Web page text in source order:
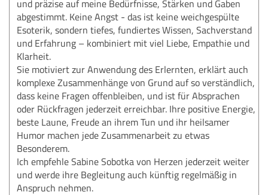
und präzise auf meine Bedürfnisse, Stärken und Gaben
abgestimmt. Keine Angst - das ist keine weichgespülte
Esoterik, sondern tiefes, fundiertes Wissen, Sachverstand
und Erfahrung – kombiniert mit viel Liebe, Empathie und
Klarheit.
Sie motiviert zur Anwendung des Erlernten, erklärt auch
komplexe Zusammenhänge von Grund auf so verständlich,
dass keine Fragen offenbleiben, und ist für Absprachen
oder Rückfragen jederzeit erreichbar. Ihre positive Energie,
beste Laune, Freude an ihrem Tun und ihr heilsamer
Humor machen jede Zusammenarbeit zu etwas
Besonderem.
Ich empfehle Sabine Sobotka von Herzen jederzeit weiter
und werde ihre Begleitung auch künftig regelmäßig in
Anspruch nehmen.